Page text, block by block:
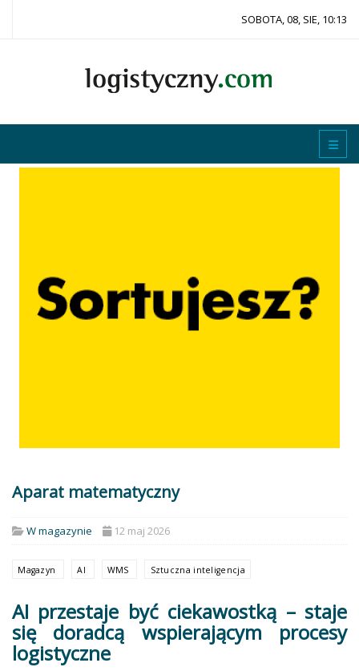
SOBOTA, 08, SIE, 10:13
Aparat matematyczny
W magazynie 12 maj 2026
Magazyn AI WMS Sztuczna inteligencja
AI przestaje być ciekawostką – staje
się doradcą wspierającym procesy
logistyczne